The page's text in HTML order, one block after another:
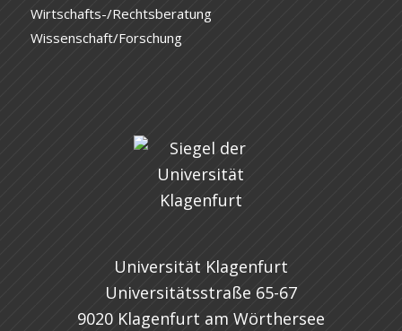
Wirtschafts-/Rechtsberatung
Wissenschaft/Forschung
Universität Klagenfurt
Universitätsstraße 65-67
9020 Klagenfurt am Wörthersee